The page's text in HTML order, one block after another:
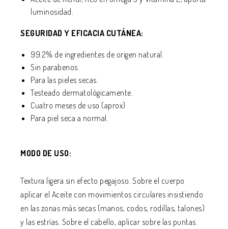
luminosidad.
SEGURIDAD Y EFICACIA CUTÁNEA:
99.2% de ingredientes de origen natural.
Sin parabenos.
Para las pieles secas.
Testeado dermatológicamente.
Cuatro meses de uso (aprox)
Para piel seca a normal.
MODO DE USO:
Textura ligera sin efecto pegajoso. Sobre el cuerpo
aplicar el Aceite con movimientos circulares insistiendo
en las zonas más secas (manos, codos, rodillas, talones)
y las estrías. Sobre el cabello, aplicar sobre las puntas.